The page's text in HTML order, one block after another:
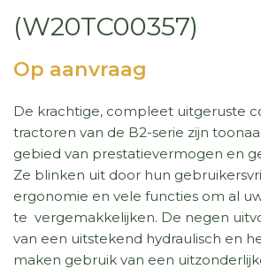
(W20TC00357)
Op aanvraag
De krachtige, compleet uitgeruste
tractoren van de B2-serie zijn
gebied van prestatievermogen en
Ze blinken uit door hun
ergonomie en vele functies om al
te vergemakkelijken. De negen
van een uitstekend hydraulisch en
maken gebruik van een